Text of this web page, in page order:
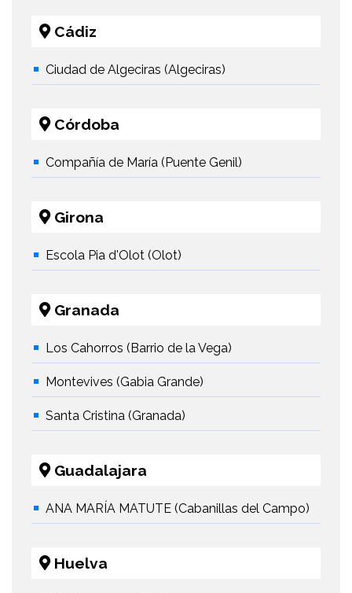
Cádiz
Ciudad de Algeciras (Algeciras)
Córdoba
Compañía de María (Puente Genil)
Girona
Escola Pia d'Olot (Olot)
Granada
Los Cahorros (Barrio de la Vega)
Montevives (Gabia Grande)
Santa Cristina (Granada)
Guadalajara
ANA MARÍA MATUTE (Cabanillas del Campo)
Huelva